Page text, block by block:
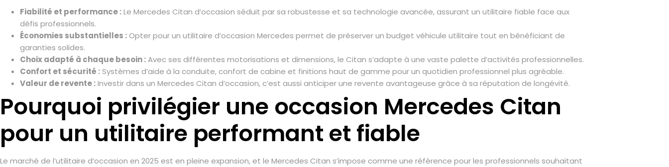
Fiabilité et performance :Le Mercedes Citan d’occasion séduit par sa robustesse et sa technologie avancée, assurant un utilitaire fiable face aux
défis professionnels.
Économies substantielles :Opter pour un utilitaire d’occasion Mercedes permet de préserver un budget véhicule utilitaire tout en bénéficiant de
garanties solides.
Choix adapté à chaque besoin :Avec ses différentes motorisations et dimensions, le Citan s’adapte à une vaste palette d’activités professionnelles.
Confort et sécurité :Systèmes d’aide à la conduite, confort de cabine et finitions haut de gamme pour un quotidien professionnel plus agréable.
Valeur de revente :Investir dans un Mercedes Citan d’occasion, c’est aussi anticiper une revente avantageuse grâce à sa réputation de longévité.
Pourquoi privilégier une occasion Mercedes Citan
pour un utilitaire performant et fiable
Le marché de l’utilitaire d’occasion en 2025 est en pleine expansion, et le Mercedes Citan s’impose comme une référence pour les professionnels souhaitant